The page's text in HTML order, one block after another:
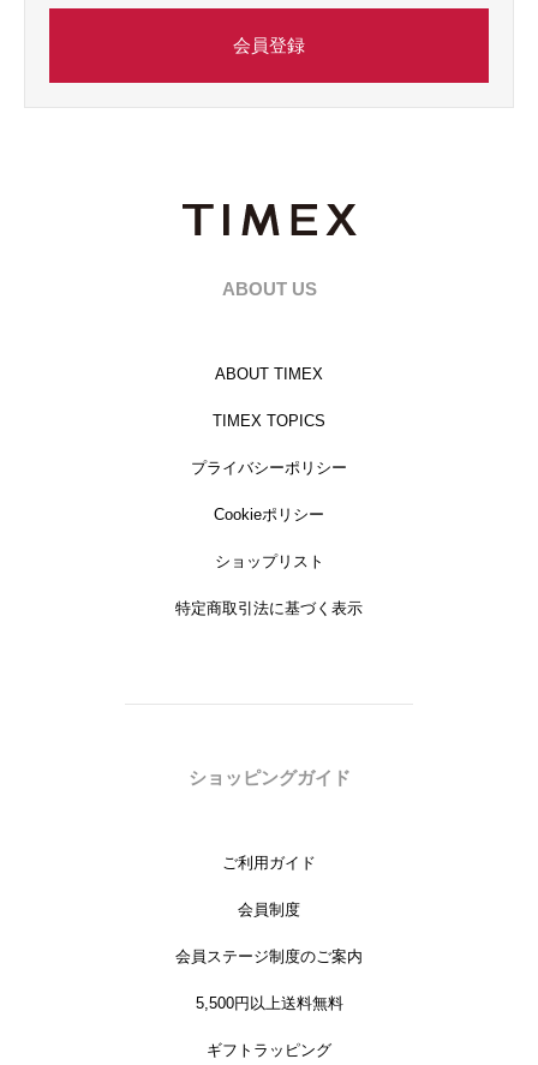
会員登録
ABOUT US
ABOUT TIMEX
TIMEX TOPICS
プライバシーポリシー
Cookieポリシー
ショップリスト
特定商取引法に基づく表示
ショッピングガイド
ご利用ガイド
会員制度
会員ステージ制度のご案内
5,500円以上送料無料
ギフトラッピング